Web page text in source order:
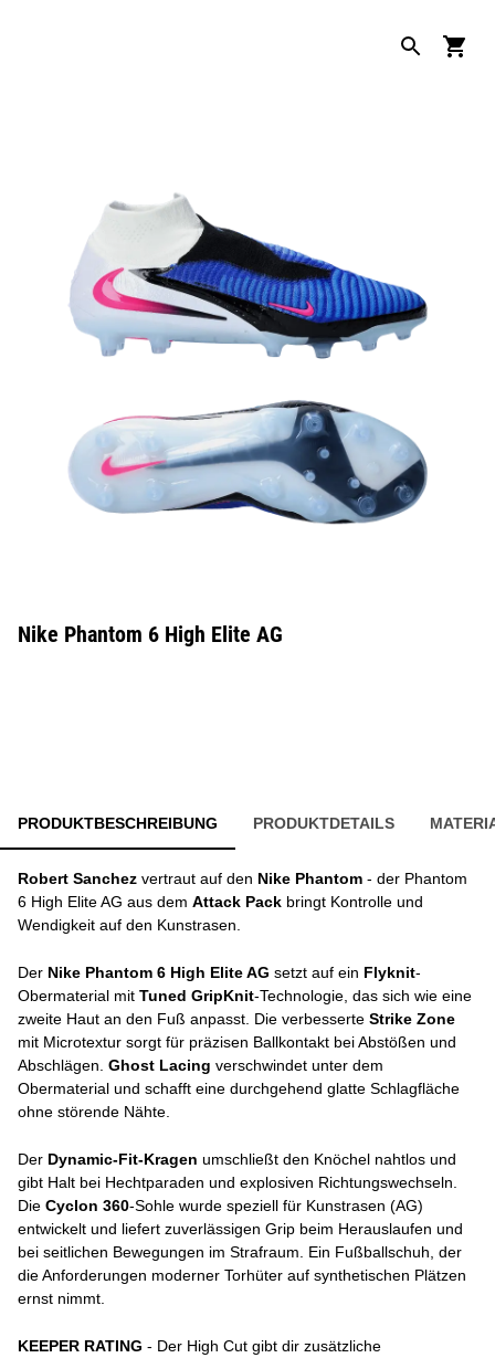
Nike Phantom 6 High Elite AG
PRODUKTBESCHREIBUNG PRODUKTDETAILS
Robert Sanchez vertraut auf den Nike Phantom - der Phantom
6 High Elite AG aus dem Attack Pack bringt Kontrolle und
Wendigkeit auf den Kunstrasen.
Der Nike Phantom 6 High Elite AG setzt auf ein Flyknit-
Obermaterial mit Tuned GripKnit-Technologie, das sich wie eine
zweite Haut an den Fuß anpasst. Die verbesserte Strike Zone
mit Microtextur sorgt für präzisen Ballkontakt bei Abstößen und
Abschlägen. Ghost Lacing verschwindet unter dem
Obermaterial und schafft eine durchgehend glatte Schlagfläche
ohne störende Nähte.
Der Dynamic-Fit-Kragen umschließt den Knöchel nahtlos und
gibt Halt bei Hechtparaden und explosiven Richtungswechseln.
Die Cyclon 360-Sohle wurde speziell für Kunstrasen (AG)
entwickelt und liefert zuverlässigen Grip beim Herauslaufen und
bei seitlichen Bewegungen im Strafraum. Ein Fußballschuh, der
die Anforderungen moderner Torhüter auf synthetischen Plätzen
ernst nimmt.
KEEPER RATING - Der High Cut gibt dir zusätzliche